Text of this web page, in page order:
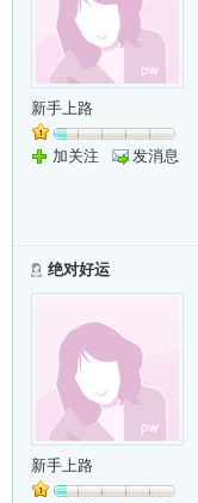
新手上路
加关注 发消息
绝对好运
新手上路